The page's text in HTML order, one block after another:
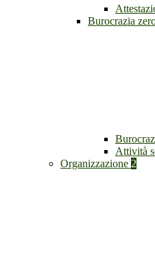
Burocrazia
Attività
Organizzazione 2